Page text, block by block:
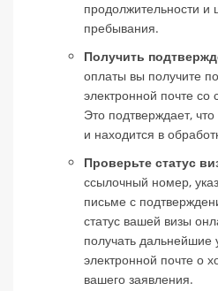
продолжительности и
пребывания.
Получить
оплаты вы получите
электронной почте
Это подтверждает,
и находится в
Проверьте статус
ссылочный номер,
письме с
статус вашей визы
получать
электронной почте о
вашего заявления.